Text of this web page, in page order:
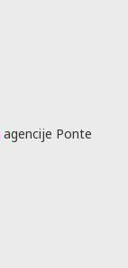
agencije Ponte